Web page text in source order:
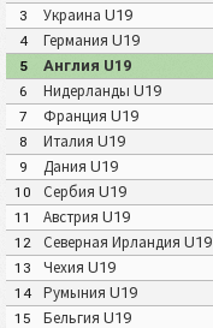
3
Украина U19
4
Германия U19
5
Англия U19
6
Нидерланды U19
7
Франция U19
8
Италия U19
9
Дания U19
10
Сербия U19
11
Австрия U19
12
Северная Ирландия U19
13
Чехия U19
14
Румыния U19
15
Бельгия U19